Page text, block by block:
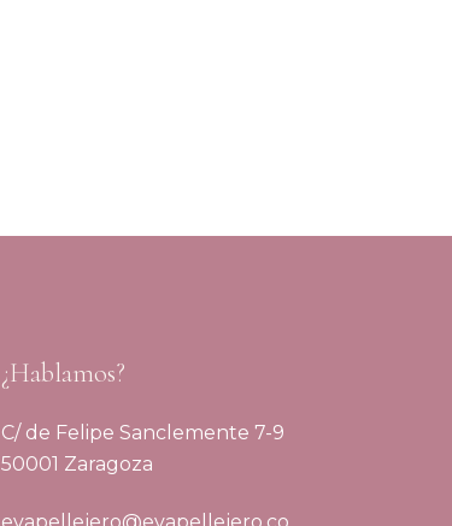
¿Hablamos?
C/ de Felipe Sanclemente 7-9
50001 Zaragoza